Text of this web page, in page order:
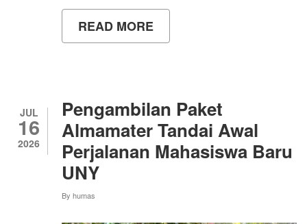
READ MORE
MAHASISWA
ALMAMATER,
RELA
DATANG
DARI
KEBUMEN
BERSAMA
JUL
16
2026
Pengambilan Paket
Almamater Tandai Awal
Perjalanan Mahasiswa Baru
UNY
By humas